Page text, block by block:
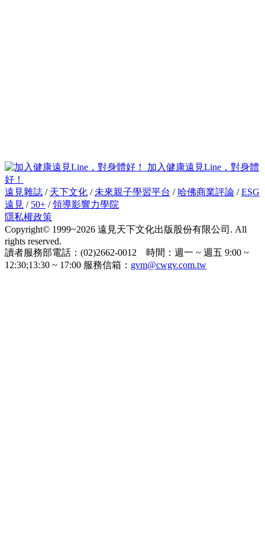
加入健康遠見Line，對身體
好！
遠見雜誌 / 天下文化 / 未來親子學習平台 / 哈佛商業評論 /ESG
遠見 / 50+ /領導影響力學院
隱私權政策
Copyright© 1999~2026 遠見天下文化出版股份有限公司. All
rights reserved.
讀者服務部電話：(02)2662-0012 時間：週一 ~ 週五 9:00 ~
12:30;13:30 ~ 17:00 服務信箱： gvm@cwgv.com.tw